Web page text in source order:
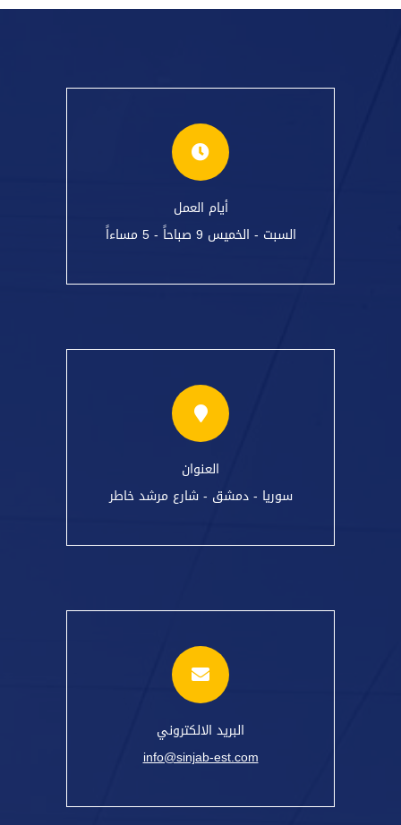
أيام العمل
السبت - الخميس 9 صباحاً - 5 مساءاً
العنوان
سوريا - دمشق - شارع مرشد خاطر
البريد الالكتروني
info@sinjab-est.com